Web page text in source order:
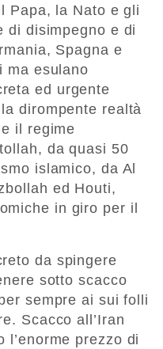
Papa, la Nato e gli
di disimpegno e di
Spagna e
ma esulano
ed urgente
dirompente realtà
il regime
da quasi 50
islamico, da Al
ed Houti,
in giro per il
da spingere
sotto scacco
sempre ai sui folli
Scacco all’Iran
l’enorme prezzo di